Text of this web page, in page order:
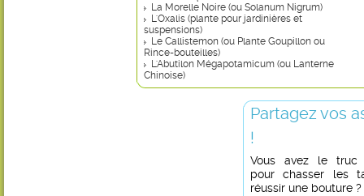
La Morelle Noire (ou Solanum Nigrum)
L'Oxalis (plante pour jardinières et
suspensions)
Le Callistemon (ou Plante Goupillon ou
Rince-bouteilles)
L'Abutilon Mégapotamicum (ou Lanterne
Chinoise)
Partagez vos
!
Vous avez le truc
pour chasser les
réussir une bouture ?